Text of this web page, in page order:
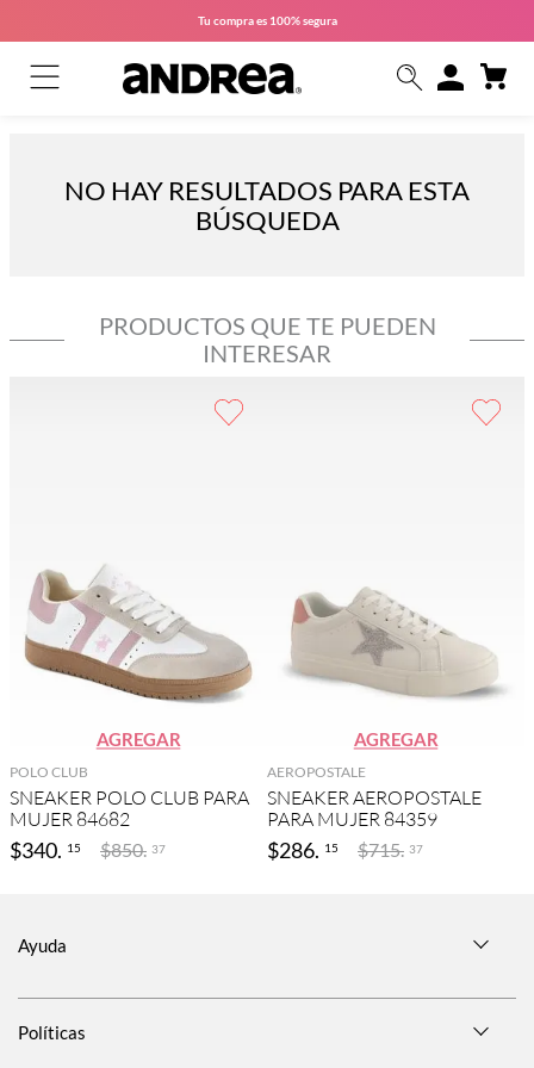
Tu compra es 100% segura
NO HAY RESULTADOS PARA ESTA
BÚSQUEDA
PRODUCTOS QUE TE PUEDEN
INTERESAR
AGREGAR
POLO CLUB
SNEAKER POLO CLUB PARA
MUJER 84682
$340. 15 $850. 37
AGREGAR
AEROPOSTALE
SNEAKER AEROPOSTALE
PARA MUJER 84359
$286. 15 $715. 37
Ayuda
Políticas